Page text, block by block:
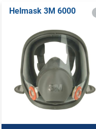
Helmask 3M 6000